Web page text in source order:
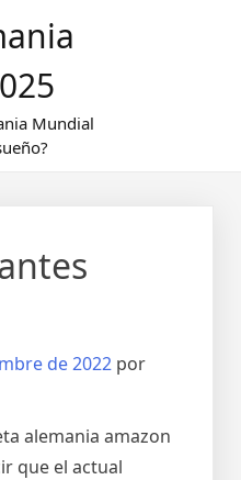
Mundial
de 2022 por
que el actual